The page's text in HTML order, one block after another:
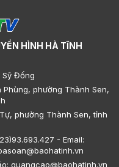
HÌNH HÀ TĨNH
Sỹ Đống
phường Thành Sen,
phường Thành Sen, tỉnh
- Email:
quangcao@baohatinh.vn